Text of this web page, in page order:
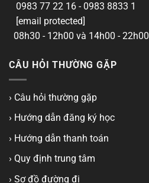
0983 77 22 16 - 0983 8833 1
[email protected]
08h30 - 12h00 và 14h00 - 22h00
CÂU HỎI THƯỜNG GẶP
› Câu hỏi thường gặp
› Hướng dẫn đăng ký học
› Hướng dẫn thanh toán
› Quy định trung tâm
› Sơ đồ đường đi